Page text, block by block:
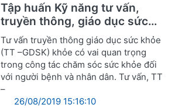
Tập huấn Kỹ năng tư vấn,
truyền thông, giáo dục sức
khỏe
Tư vấn truyền thông giáo dục sức khỏe
(TT –GDSK) khỏe có vai quan trọng
trong công tác chăm sóc sức khỏe đối
với người bệnh và nhân dân. Tư vấn, TT
–
26/08/2019 15:16:10